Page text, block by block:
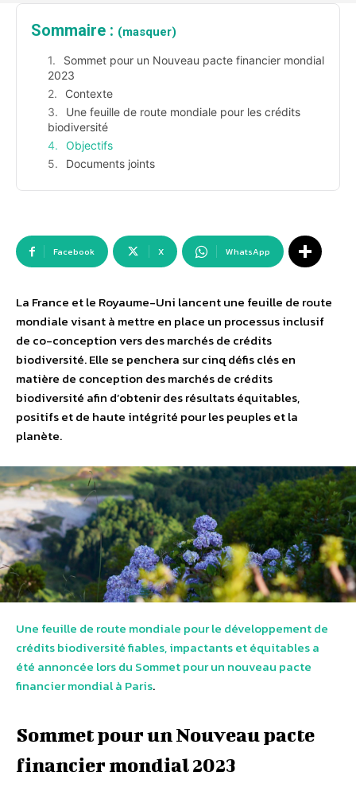
Sommaire : (masquer)
Sommet pour un Nouveau pacte financier mondial
2023
Contexte
Une feuille de route mondiale pour les crédits
biodiversité
Objectifs
Documents joints
Facebook X WhatsApp
La France et le Royaume-Uni lancent une feuille de route
mondiale visant à mettre en place un processus inclusif
de co-conception vers des marchés de crédits
biodiversité. Elle se penchera sur cinq défis clés en
matière de conception des marchés de crédits
biodiversité afin d’obtenir des résultats équitables,
positifs et de haute intégrité pour les peuples et la
planète.
Une feuille de route mondiale pour le développement de
crédits biodiversité fiables, impactants et équitables a
été annoncée lors du Sommet pour un nouveau pacte
financier mondial à Paris.
Sommet pour un Nouveau pacte
financier mondial 2023